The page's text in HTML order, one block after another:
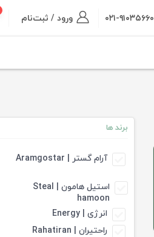
۰۲۱-۹۱۰۳۵۶۶۰ ورود / ثبت‌نام
برند ها
آرام گستر | Aramgostar
استیل هامون | Steal
hamoon
انرژی | Energy
راحتیران | Rahatiran